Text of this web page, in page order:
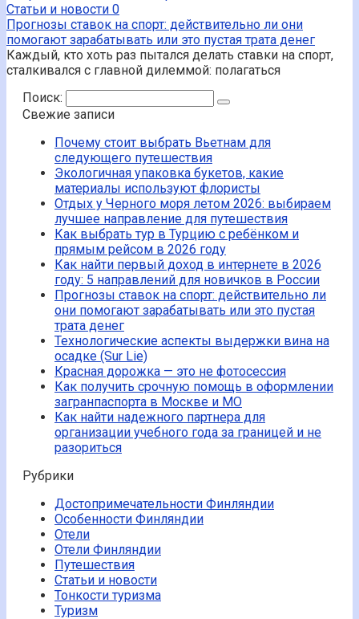
Статьи и новости 0
Прогнозы ставок на спорт: действительно ли они
помогают зарабатывать или это пустая трата денег
Каждый, кто хоть раз пытался делать ставки на спорт,
сталкивался с главной дилеммой: полагаться
Поиск:
Свежие записи
Почему стоит выбрать Вьетнам для
следующего путешествия
Экологичная упаковка букетов, какие
материалы используют флористы
Отдых у Черного моря летом 2026: выбираем
лучшее направление для путешествия
Как выбрать тур в Турцию с ребёнком и
прямым рейсом в 2026 году
Как найти первый доход в интернете в 2026
году: 5 направлений для новичков в России
Прогнозы ставок на спорт: действительно ли
они помогают зарабатывать или это пустая
трата денег
Технологические аспекты выдержки вина на
осадке (Sur Lie)
Красная дорожка — это не фотосессия
Как получить срочную помощь в оформлении
загранпаспорта в Москве и МО
Как найти надежного партнера для
организации учебного года за границей и не
разориться
Рубрики
Достопримечательности Финляндии
Особенности Финляндии
Отели
Отели Финляндии
Путешествия
Статьи и новости
Тонкости туризма
Туризм